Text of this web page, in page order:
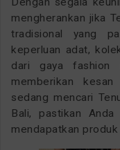
mengherankan jika
tradisional yang
keperluan adat,
dari gaya fashion
memberikan
sedang mencari
Bali, pastikan
mendapatkan